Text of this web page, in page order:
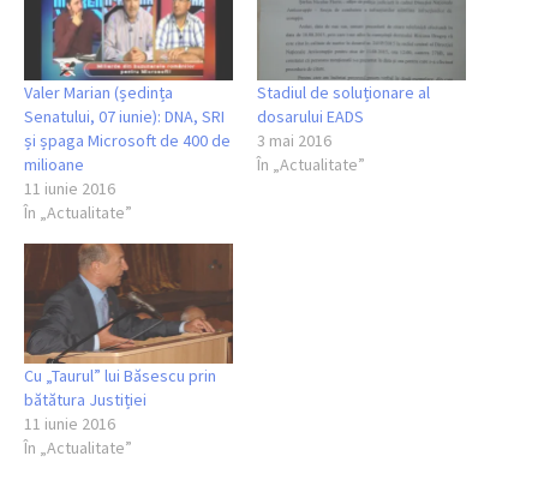
Valer Marian (ședința
Senatului, 07 iunie): DNA, SRI
și șpaga Microsoft de 400 de
milioane
11 iunie 2016
În „Actualitate”
Stadiul de soluționare al
dosarului EADS
3 mai 2016
În „Actualitate”
Cu „Taurul” lui Băsescu prin
bătătura Justiției
11 iunie 2016
În „Actualitate”